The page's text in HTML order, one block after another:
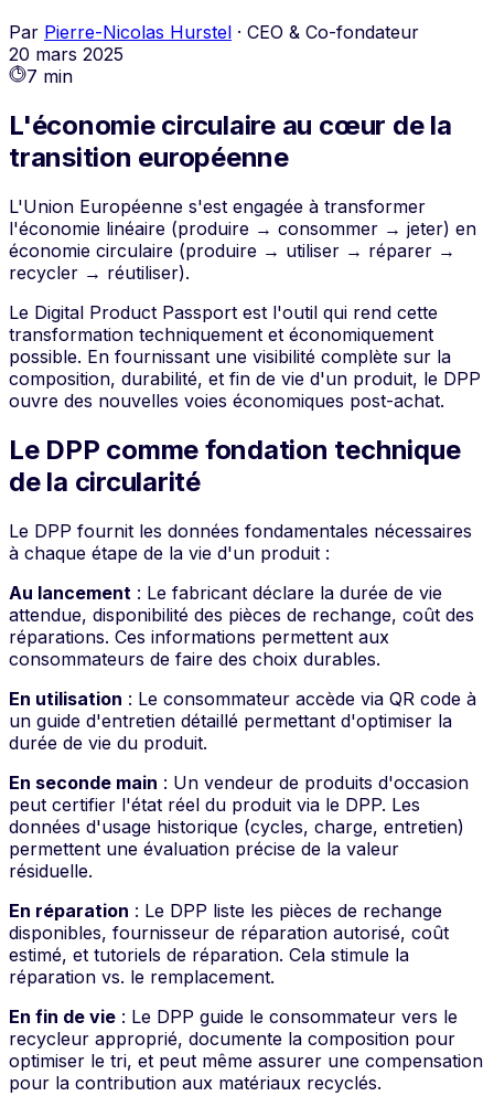
Par Pierre-Nicolas Hurstel · CEO & Co-fondateur
20 mars 2025
7 min
L'économie circulaire au cœur de la
transition européenne
L'Union Européenne s'est engagée à transformer
l'économie linéaire (produire → consommer → jeter) en
économie circulaire (produire → utiliser → réparer →
recycler → réutiliser).
Le Digital Product Passport est l'outil qui rend cette
transformation techniquement et économiquement
possible. En fournissant une visibilité complète sur la
composition, durabilité, et fin de vie d'un produit, le DPP
ouvre des nouvelles voies économiques post-achat.
Le DPP comme fondation technique
de la circularité
Le DPP fournit les données fondamentales nécessaires
à chaque étape de la vie d'un produit :
Au lancement : Le fabricant déclare la durée de vie
attendue, disponibilité des pièces de rechange, coût des
réparations. Ces informations permettent aux
consommateurs de faire des choix durables.
En utilisation : Le consommateur accède via QR code à
un guide d'entretien détaillé permettant d'optimiser la
durée de vie du produit.
En seconde main : Un vendeur de produits d'occasion
peut certifier l'état réel du produit via le DPP. Les
données d'usage historique (cycles, charge, entretien)
permettent une évaluation précise de la valeur
résiduelle.
En réparation : Le DPP liste les pièces de rechange
disponibles, fournisseur de réparation autorisé, coût
estimé, et tutoriels de réparation. Cela stimule la
réparation vs. le remplacement.
En fin de vie : Le DPP guide le consommateur vers le
recycleur approprié, documente la composition pour
optimiser le tri, et peut même assurer une compensation
pour la contribution aux matériaux recyclés.